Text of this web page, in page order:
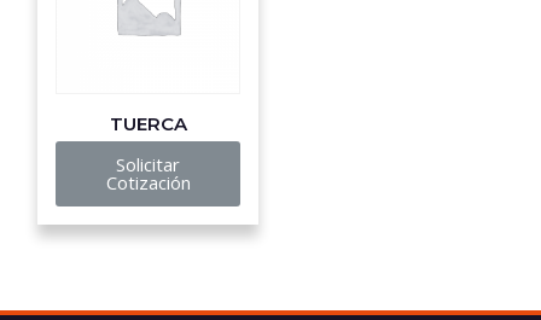
TUERCA
Solicitar
Cotización